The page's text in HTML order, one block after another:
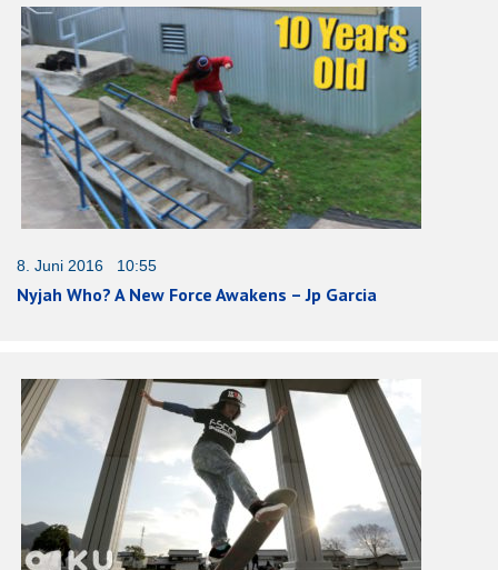
8. Juni 2016 10:55
Nyjah Who? A New Force Awakens – Jp Garcia